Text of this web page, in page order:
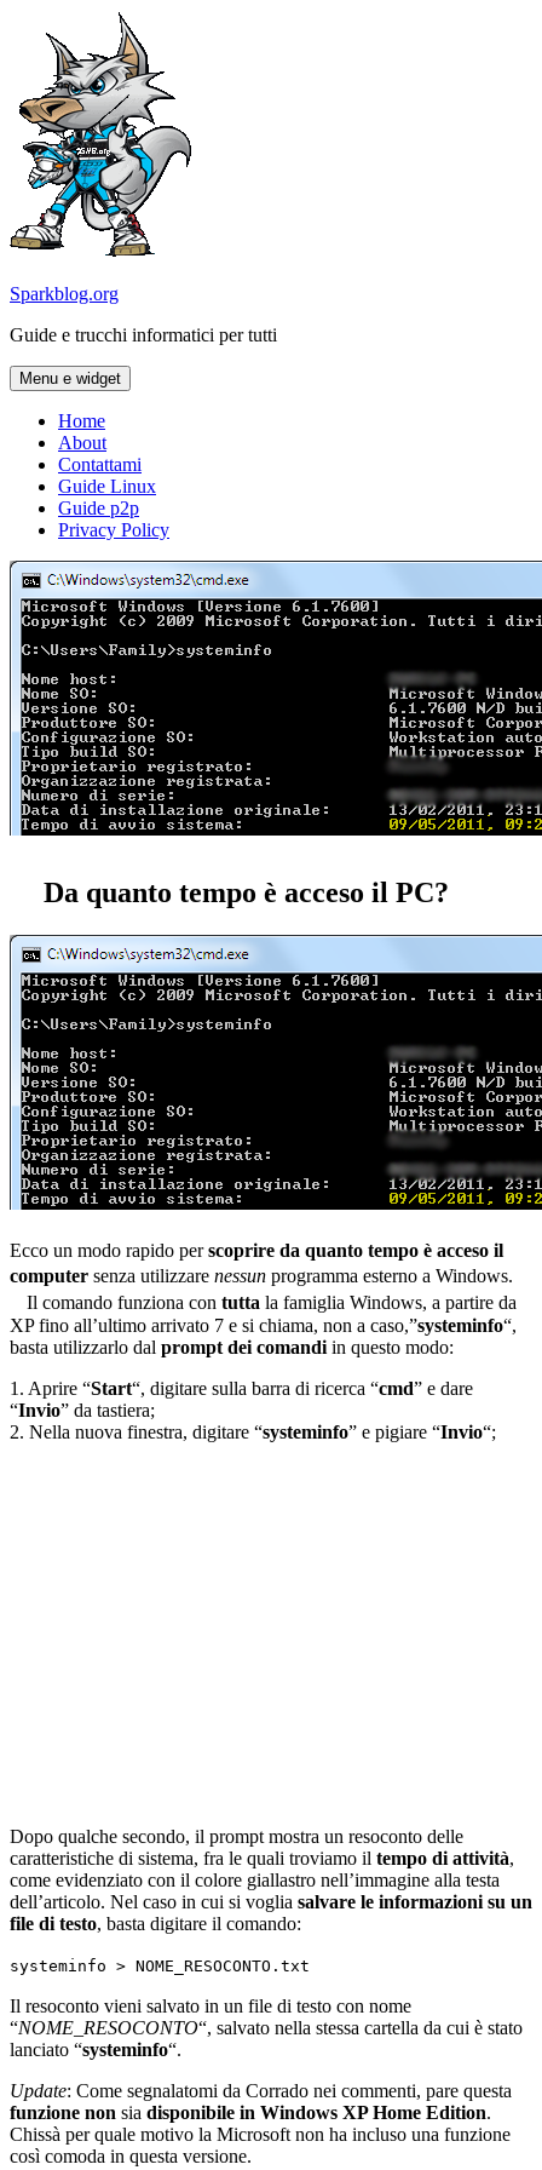
contenuto
Sparkblog.org
Guide e trucchi informatici per tutti
Menu e widget
Home
About
Contattami
Guide Linux
Guide p2p
Privacy Policy
Da quanto tempo è acceso il PC?
Ecco un modo rapido perscoprire da quanto tempo è acceso il
computer senza utilizzare nessun programma esterno a Windows.
Il comando funziona con tutta la famiglia Windows, a partire da
XP fino all’ultimo arrivato 7 e si chiama, non a caso,”systeminfo“,
basta utilizzarlo dal prompt dei comandi in questo modo:
1. Aprire “Start“, digitare sulla barra di ricerca “cmd” e dare
“Invio” da tastiera;
2. Nella nuova finestra, digitare “systeminfo” e pigiare “Invio“;
Dopo qualche secondo, il prompt mostra un resoconto delle
caratteristiche di sistema, fra le quali troviamo il tempo di attività,
come evidenziato con il colore giallastro nell’immagine alla testa
dell’articolo. Nel caso in cui si voglia salvare le informazioni su un
file di testo, basta digitare il comando:
systeminfo > NOME_RESOCONTO.txt
Il resoconto vieni salvato in un file di testo con nome
“NOME_RESOCONTO“, salvato nella stessa cartella da cui è stato
lanciato “systeminfo“.
Update: Come segnalatomi da Corrado nei commenti, pare questa
funzione non sia disponibile in Windows XP Home Edition.
Chissà per quale motivo la Microsoft non ha incluso una funzione
così comoda in questa versione.